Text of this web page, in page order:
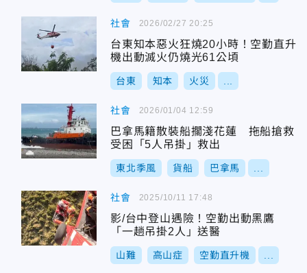
社會
台東知本惡火狂燒20小時！空勤直升
機出動滅火仍燒光61公頃
台東 知本 火災
2026/02/27 20:25
社會
巴拿馬籍散裝船擱淺花蓮 拖船搶救
受困「5人吊掛」救出
東北季風 貨船 巴拿馬
2026/01/04 12:59
社會
影/台中登山遇險！空勤出動黑鷹
「一趟吊掛2人」送醫
山難 高山症 空勤直升機
2025/10/11 17:48